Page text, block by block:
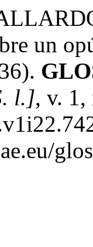
un
l.], v.